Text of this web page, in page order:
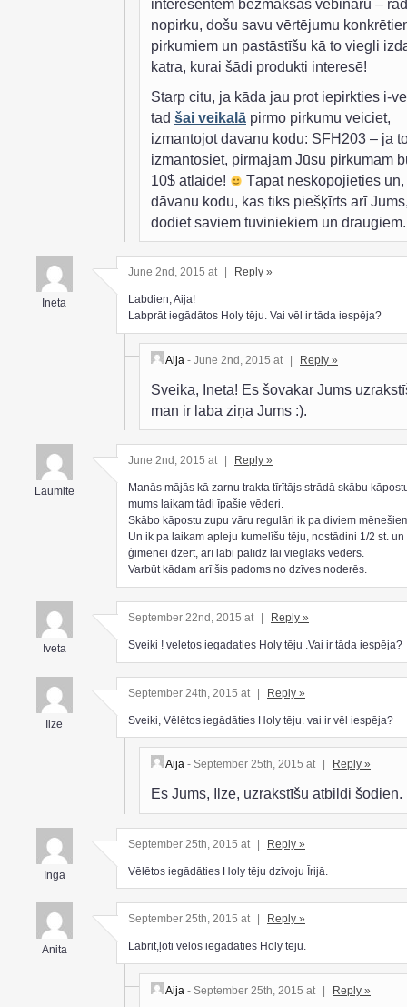
interesentēm bezmaksas vebināru –
nopirku, došu savu vērtējumu
pirkumiem un pastāstīšu kā to viegli
katra, kurai šādi produkti interesē!
Starp citu, ja kāda jau prot iepirkties i-
tad šai veikalā pirmo pirkumu veiciet,
izmantojot davanu kodu: SFH203 – ja
izmantosiet, pirmajam Jūsu pirkumam
10$ atlaide!
Tāpat neskopojieties un,
dāvanu kodu, kas tiks piešķīrts arī
dodiet saviem tuviniekiem un draugiem.
Ineta
June 2nd, 2015 at Reply »
Labdien, Aija!
Labprāt iegādātos Holy tēju. Vai vēl ir tāda iespēja?
Aija - June 2nd, 2015 at | Reply »
Sveika, Ineta! Es šovakar Jums
man ir laba ziņa Jums :).
Laumite
June 2nd, 2015 at Reply »
Manās mājās kā zarnu trakta tīrītājs strādā skābu
mums laikam tādi īpašie vēderi.
Skābo kāpostu zupu vāru regulāri ik pa diviem
Un ik pa laikam apleju kumelīšu tēju, nostādini 1/2 st.
ģimenei dzert, arī labi palīdz lai vieglāks vēders.
Varbūt kādam arī šis padoms no dzīves noderēs.
Iveta
September 22nd, 2015 at Reply »
Sveiki ! veletos iegadaties Holy tēju .Vai ir tāda iespēja?
Ilze
September 24th, 2015 at | Reply »
Sveiki, Vēlētos iegādāties Holy tēju. vai ir vēl iespēja?
Aija - September 25th, 2015 at Reply »
Es Jums, Ilze, uzrakstīšu atbildi šodien.
Inga
September 25th, 2015 at | Reply »
Vēlētos iegādāties Holy tēju dzīvoju Īrijā.
Anita
September 25th, 2015 at Reply »
Labrit,ļoti vēlos iegādāties Holy tēju.
Aija - September 25th, 2015 at Reply »